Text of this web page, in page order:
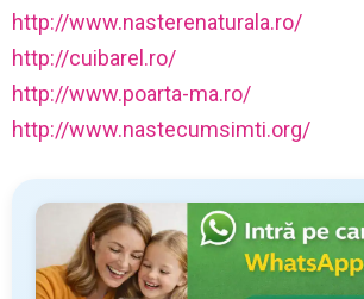
http://www.nasterenaturala.ro/
http://cuibarel.ro/
http://www.poarta-ma.ro/
http://www.nastecumsimti.org/